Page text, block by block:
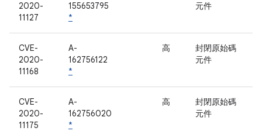
2020-
11127
155653795
*
元件
CVE-
2020-
11168
A-
162756122
*
高
封閉原始碼
元件
CVE-
2020-
11175
A-
162756020
*
高
封閉原始碼
元件